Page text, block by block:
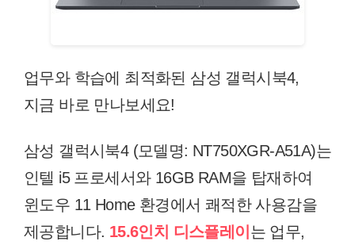
업무와 학습에 최적화된 삼성 갤럭시북4,
지금 바로 만나보세요!
삼성 갤럭시북4 (모델명: NT750XGR-A51A)는
인텔 i5 프로세서와 16GB RAM을 탑재하여
윈도우 11 Home 환경에서 쾌적한 사용감을
제공합니다. 15.6인치 디스플레이 는 업무,